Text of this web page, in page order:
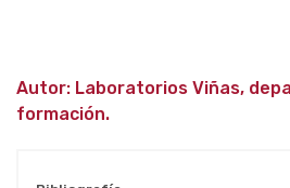
Autor: Laboratorios Viñas,
formación.